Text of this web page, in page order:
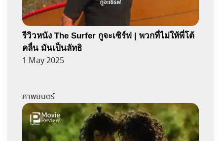
รีวิวหนัง The Surfer กูจะเซิร์ฟ | พวกที่ไม่ให้พี่โต้
คลื่น มันเป็นลัทธิ
1 May 2025
ภาพยนตร์